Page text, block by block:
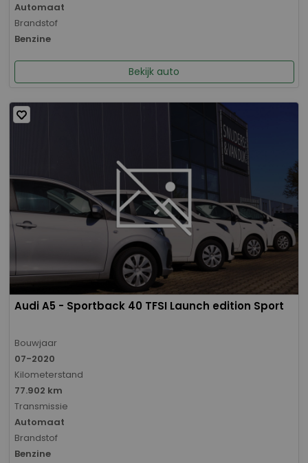
Automaat
Brandstof
Benzine
Bekijk auto
Audi A5 - Sportback 40 TFSI Launch edition Sport
Bouwjaar
07-2020
Kilometerstand
77.902 km
Transmissie
Automaat
Brandstof
Benzine